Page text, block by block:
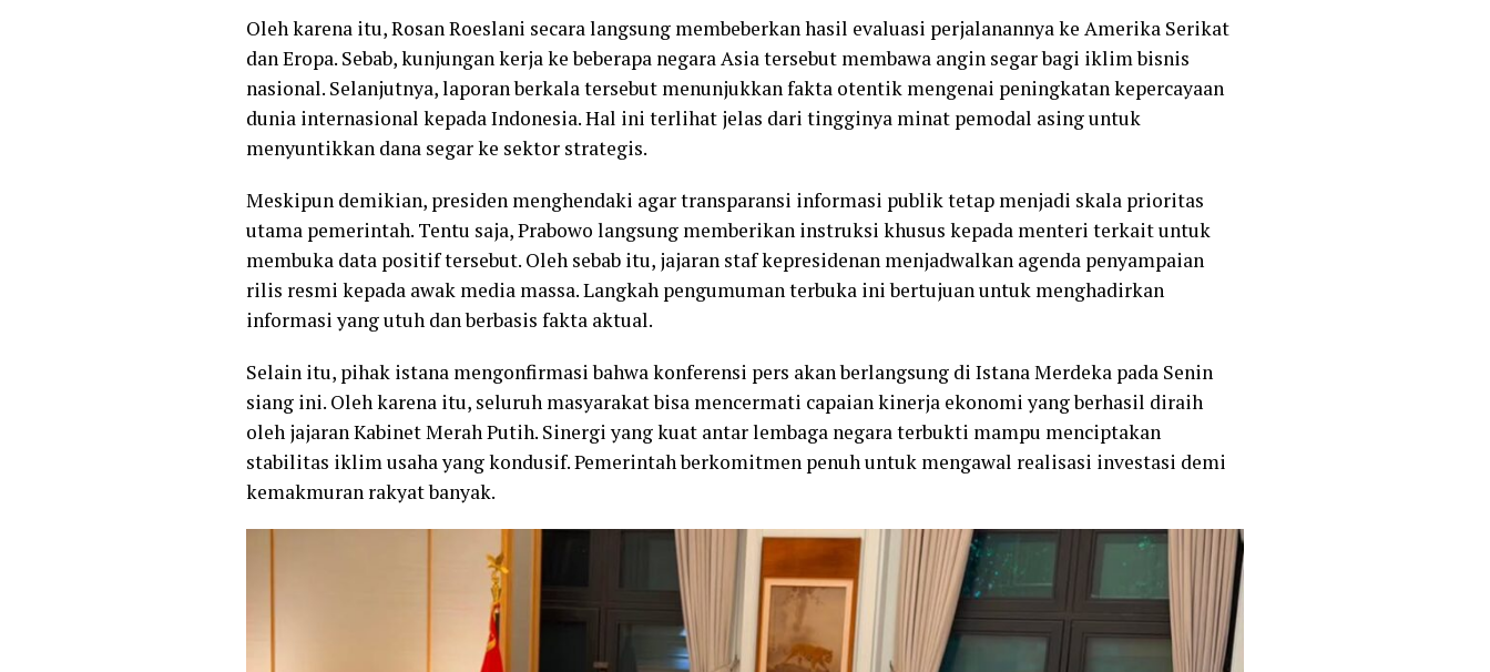
Oleh karena itu, Rosan Roeslani secara langsung membeberkan hasil evaluasi perjalanannya ke Amerika Serikat
dan Eropa. Sebab, kunjungan kerja ke beberapa negara Asia tersebut membawa angin segar bagi iklim bisnis
nasional. Selanjutnya, laporan berkala tersebut menunjukkan fakta otentik mengenai peningkatan kepercayaan
dunia internasional kepada Indonesia. Hal ini terlihat jelas dari tingginya minat pemodal asing untuk
menyuntikkan dana segar ke sektor strategis.
Meskipun demikian, presiden menghendaki agar transparansi informasi publik tetap menjadi skala prioritas
utama pemerintah. Tentu saja, Prabowo langsung memberikan instruksi khusus kepada menteri terkait untuk
membuka data positif tersebut. Oleh sebab itu, jajaran staf kepresidenan menjadwalkan agenda penyampaian
rilis resmi kepada awak media massa. Langkah pengumuman terbuka ini bertujuan untuk menghadirkan
informasi yang utuh dan berbasis fakta aktual.
Selain itu, pihak istana mengonfirmasi bahwa konferensi pers akan berlangsung di Istana Merdeka pada Senin
siang ini. Oleh karena itu, seluruh masyarakat bisa mencermati capaian kinerja ekonomi yang berhasil diraih
oleh jajaran Kabinet Merah Putih. Sinergi yang kuat antar lembaga negara terbukti mampu menciptakan
stabilitas iklim usaha yang kondusif. Pemerintah berkomitmen penuh untuk mengawal realisasi investasi demi
kemakmuran rakyat banyak.